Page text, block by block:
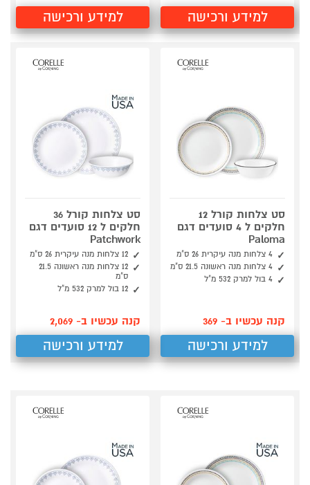
למידע ורכישה למידע ורכישה
סט צלחות קורל 12
חלקים ל 4 סועדים דגם
Paloma
4 צלחות מנה עיקרית 26 ס"מ
4 צלחות מנה ראשונה 21.5 ס"מ
4 בול למרק 532 מ"ל
קנה עכשיו ב- 369
למידע ורכישה
סט צלחות קורל 36
חלקים ל 12 סועדים דגם
Patchwork
12 צלחות מנה עיקרית 26 ס"מ
12 צלחות מנה ראשונה 21.5
ס"מ
12 בול למרק 532 מ"ל
קנה עכשיו ב- 2,069
למידע ורכישה